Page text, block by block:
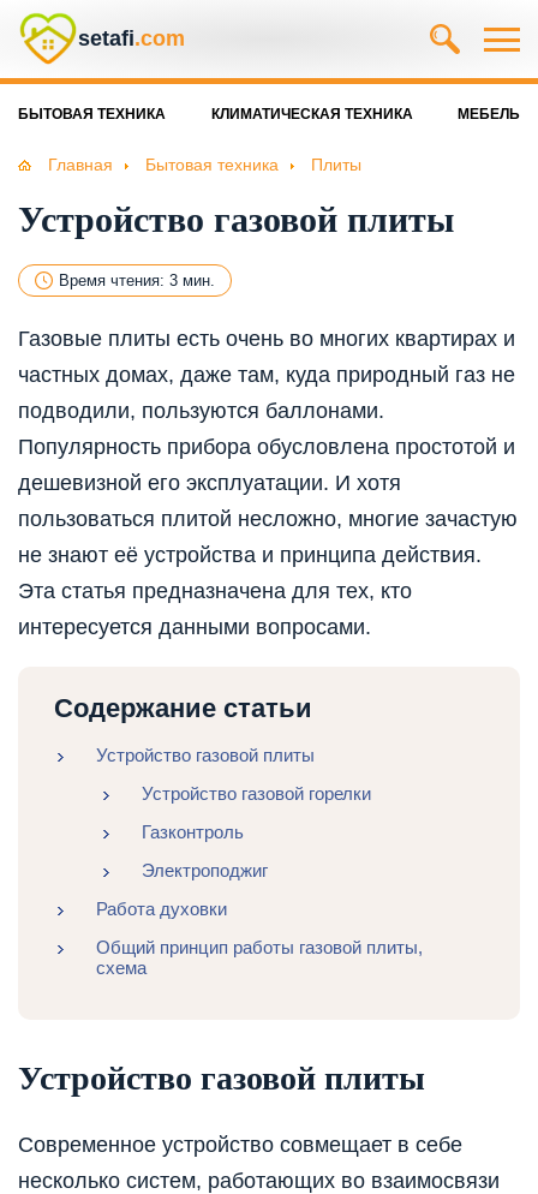
setafi.com
БЫТОВАЯ ТЕХНИКА КЛИМАТИЧЕСКАЯ ТЕХНИКА МЕБЕЛЬ
Главная Бытовая техника Плиты
Устройство газовой плиты
Время чтения: 3 мин.
Газовые плиты есть очень во многих квартирах и
частных домах, даже там, куда природный газ не
подводили, пользуются баллонами.
Популярность прибора обусловлена простотой и
дешевизной его эксплуатации. И хотя
пользоваться плитой несложно, многие зачастую
не знают её устройства и принципа действия.
Эта статья предназначена для тех, кто
интересуется данными вопросами.
Содержание статьи
Устройство газовой плиты
Устройство газовой горелки
Газконтроль
Электроподжиг
Работа духовки
Общий принцип работы газовой плиты,
схема
Устройство газовой плиты
Современное устройство совмещает в себе
несколько систем, работающих во взаимосвязи